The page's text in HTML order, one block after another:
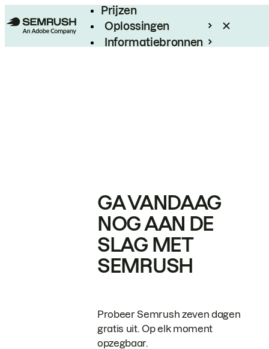
Prijzen
Oplossingen
Informatiebronnen
GA VANDAAG
NOG AAN DE
SLAG MET
SEMRUSH
Probeer Semrush zeven dagen
gratis uit. Op elk moment
opzegbaar.